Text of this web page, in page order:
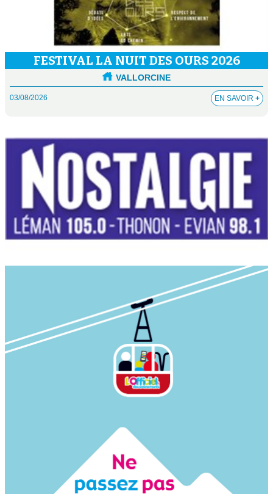
FESTIVAL LA NUIT DES OURS 2026
VALLORCINE
03/08/2026 EN SAVOIR +